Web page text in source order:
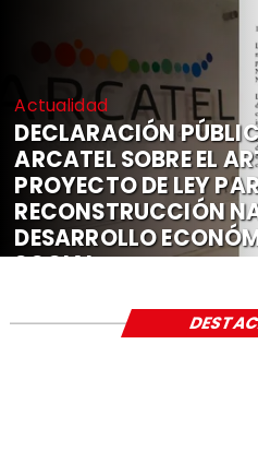
Actualidad
DECLARACIÓN
ARCATEL SOBRE EL
PROYECTO DE LEY
RECONSTRUCCIÓN
DESARROLLO
SOCIAL